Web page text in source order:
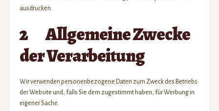
ausdrucken.
2 Allgemeine Zwecke
der Verarbeitung
Wir verwenden personenbezogene Daten zum Zweck des Betriebs
der Website und, falls Sie dem zugestimmt haben, für Werbung in
eigener Sache.